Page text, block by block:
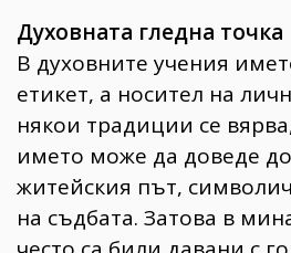
Духовната гледна точка
В духовните учения
етикет, а носител на
някои традиции се
името може да доведе
житейския път,
на съдбата. Затова в